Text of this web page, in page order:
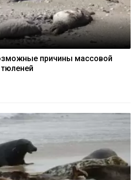
причины массовой
тюленей